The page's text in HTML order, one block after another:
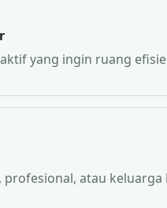
yang ingin ruang
profesional, atau